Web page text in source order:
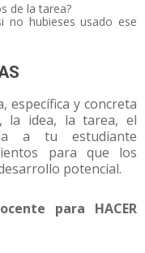
de la tarea?
no hubieses usado ese
específica y concreta
la idea, la tarea, el
a tu estudiante
para que los
potencial.
para HACER